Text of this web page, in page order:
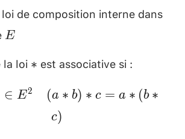
de composition interne dans
E \\
E
la loi *
∗ est associative si :
b
∈ E2 (a ∗ b) ∗ c = a ∗ (b ∗
c)